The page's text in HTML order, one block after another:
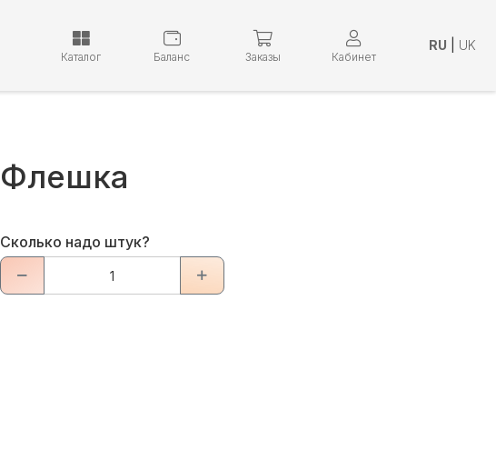
Каталог Баланс Заказы Кабинет
RU UK
Флешка
Сколько надо штук?